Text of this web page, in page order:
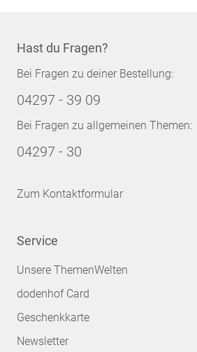
Hast du Fragen?
Bei Fragen zu deiner Bestellung:
04297 - 39 09
Bei Fragen zu allgemeinen Themen:
04297 - 30
Zum Kontaktformular
Service
Unsere ThemenWelten
dodenhof Card
Geschenkkarte
Newsletter